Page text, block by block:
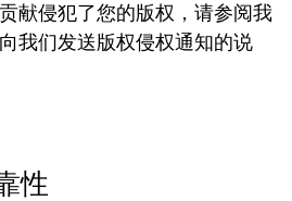
献侵犯了您的版权，请参阅我
向我们发送版权侵权通知的说
性